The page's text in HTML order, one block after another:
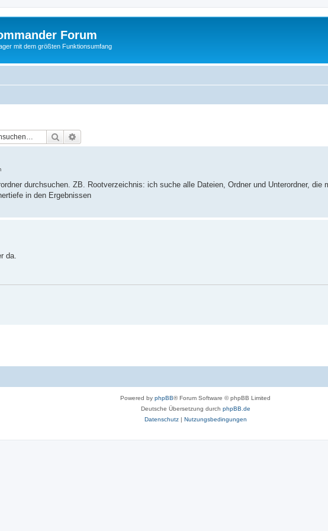
Forum
mit dem größten Funktionsumfang
Suche
durchsuchen. ZB. Rootverzeichnis: ich suche alle Dateien, Ordner und Unterordner, die
in den Ergebnissen
da.
Powered by phpBB® Forum Software © phpBB Limited
Deutsche Übersetzung durch phpBB.de
Datenschutz| Nutzungsbedingungen